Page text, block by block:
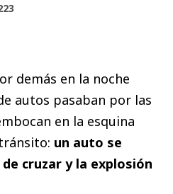
demás en la noche
autos pasaban por las
en la esquina
un auto se
cruzar y la explosión